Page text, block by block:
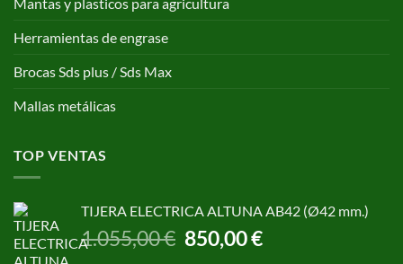
Mantas y plasticos para agricultura
Herramientas de engrase
Brocas Sds plus / Sds Max
Mallas metálicas
TOP VENTAS
TIJERA ELECTRICA ALTUNA AB42 (Ø42 mm.)
1.055,00€ El
precio
850,00€El
precio